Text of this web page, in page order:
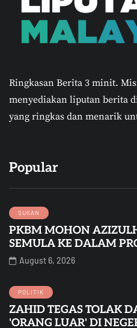
Ringkasan Berita 3 minit.
menyediakan liputan berita
yang ringkas dan menarik
Popular
SUKAN
PKBM MOHON
SEMULA KE DALAM
August 6, 2026
POLITIK
ZAHID TEGAS TOLAK
'ORANG LUAR' DI